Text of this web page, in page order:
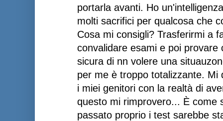
portarla avanti. Ho
molti sacrifici per qualcosa che
Cosa mi consigli? Trasferirmi a
convalidare esami e poi
sicura di nn volere una
per me è troppo totalizzante. Mi
i miei genitori con la realtà di
questo mi rimprovero... È come
passato proprio i test sarebbe